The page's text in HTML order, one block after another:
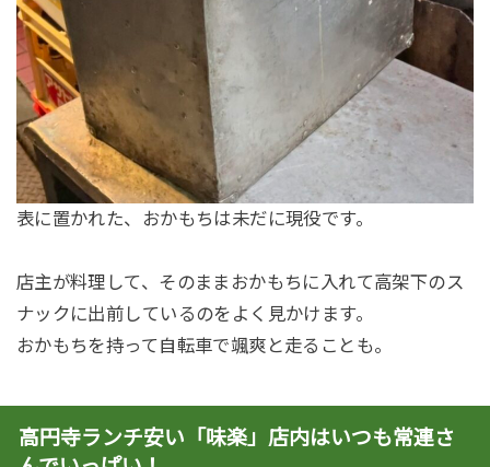
表に置かれた、おかもちは未だに現役です。
店主が料理して、そのままおかもちに入れて高架下のス
ナックに出前しているのをよく見かけます。
おかもちを持って自転車で颯爽と走ることも。
高円寺ランチ安い「味楽」店内はいつも常連さ